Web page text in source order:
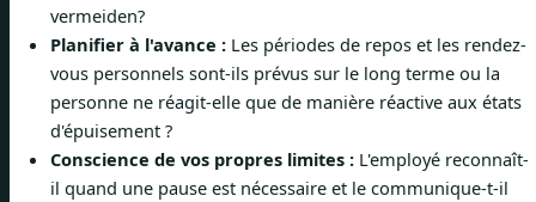
vermeiden?
Planifier à l'avance : Les périodes de repos et les rendez-
vous personnels sont-ils prévus sur le long terme ou la
personne ne réagit-elle que de manière réactive aux états
d'épuisement ?
Conscience de vos propres limites : L'employé reconnaît-
il quand une pause est nécessaire et le communique-t-il